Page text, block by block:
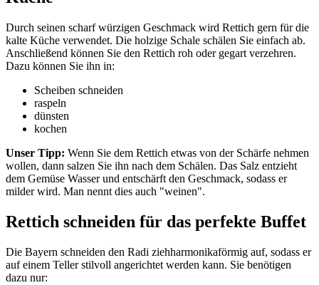
Durch seinen scharf würzigen Geschmack wird Rettich gern für die
kalte Küche verwendet. Die holzige Schale schälen Sie einfach ab.
Anschließend können Sie den Rettich roh oder gegart verzehren.
Dazu können Sie ihn in:
Scheiben schneiden
raspeln
dünsten
kochen
Unser Tipp: Wenn Sie dem Rettich etwas von der Schärfe nehmen
wollen, dann salzen Sie ihn nach dem Schälen. Das Salz entzieht
dem Gemüse Wasser und entschärft den Geschmack, sodass er
milder wird. Man nennt dies auch "weinen".
Rettich schneiden für das perfekte Buffet
Die Bayern schneiden den Radi ziehharmonikaförmig auf, sodass er
auf einem Teller stilvoll angerichtet werden kann. Sie benötigen
dazu nur: